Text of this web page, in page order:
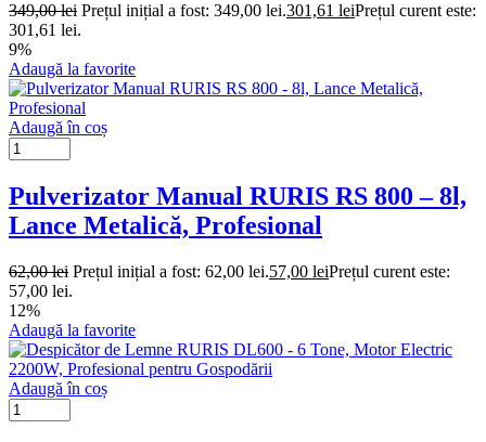
349,00lei Prețul inițial a fost: 349,00 lei.301,61 leiPrețul curent este:
301,61 lei.
9%
Adaugă la favorite
Adaugă în coș
Pulverizator Manual RURIS RS 800 – 8l,
Lance Metalică, Profesional
62,00lei Prețul inițial a fost: 62,00 lei.57,00 leiPrețul curent este:
57,00 lei.
12%
Adaugă la favorite
Adaugă în coș